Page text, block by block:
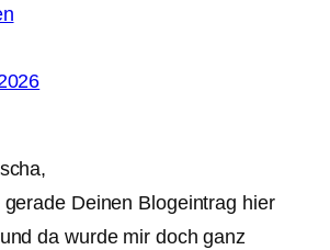
Deinen Blogeintrag hier
da wurde mir doch ganz